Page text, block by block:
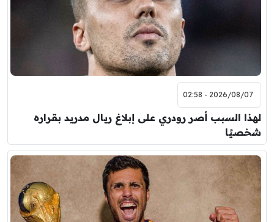
2026/08/07 - 02:58
لهذا السبب أصر رودري على إبلاغ ريال مدريد بقراره
شخصيًا